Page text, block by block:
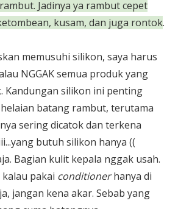
Jadinya ya rambut cepet
kusam, dan juga rontok.
memusuhi silikon, saya harus
NGGAK semua produk yang
Kandungan silikon ini penting
batang rambut, terutama
sering dicatok dan terkena
butuh silikon hanya ((
Bagian kulit kepala nggak usah.
pakai conditionerhanya di
jangan kena akar. Sebab yang